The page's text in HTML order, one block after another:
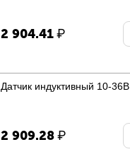
2 904.41₽
Датчик индуктивный 10-36В
2 909.28₽